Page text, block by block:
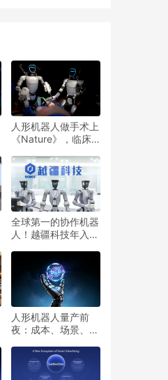
人形机器人做手术上
《Nature》，临床
全球第一的协作机器
人！越疆科技年入5
人形机器人量产前
夜：成本、场景、生